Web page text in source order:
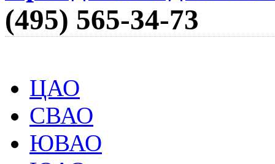
(495) 565-34-73
ЦАО
СВАО
ЮВАО